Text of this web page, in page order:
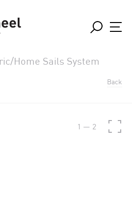
Home Sails System
Back
1 — 2